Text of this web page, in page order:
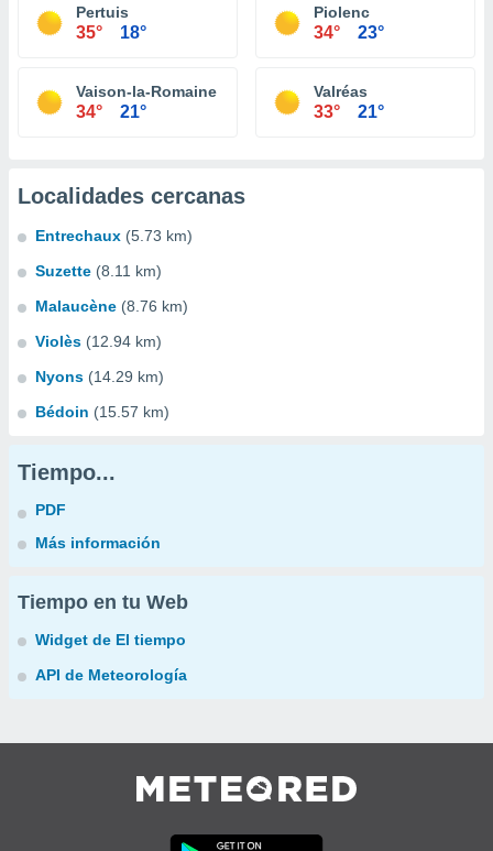
Pertuis
35° 18°
Piolenc
34° 23°
Vaison-la-Romaine
34° 21°
Valréas
33° 21°
Localidades cercanas
Entrechaux (5.73 km)
Suzette (8.11 km)
Malaucène (8.76 km)
Violès (12.94 km)
Nyons (14.29 km)
Bédoin (15.57 km)
Tiempo...
PDF
Más información
Tiempo en tu Web
Widget de El tiempo
API de Meteorología